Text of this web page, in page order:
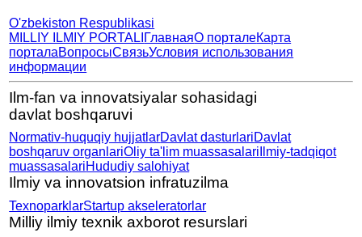
O'zbekiston Respublikasi
MILLIY ILMIY PORTALI ГлавнаяО порталеКарта
порталаВопросыСвязьУсловия использования
информации
Ilm-fan va innovatsiyalar sohasidagi
davlat boshqaruvi
Normativ-huquqiy hujjatlarDavlat dasturlariDavlat
boshqaruv organlariOliy ta'lim muassasalari Ilmiy-tadqiqot
muassasalariHududiy salohiyat
Ilmiy va innovatsion infratuzilma
TexnoparklarStartup akseleratorlar
Milliy ilmiy texnik axborot resurslari